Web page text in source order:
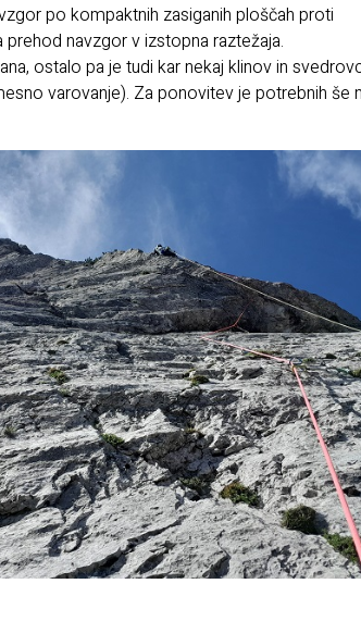
po kompaktnih zasiganih ploščah proti
navzgor v izstopna raztežaja.
ostalo pa je tudi kar nekaj klinov in
varovanje). Za ponovitev je potrebnih še